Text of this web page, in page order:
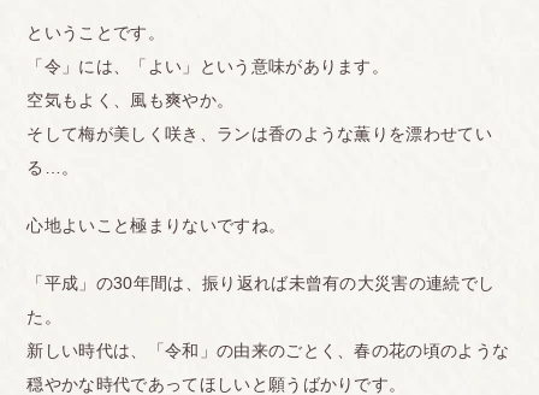
ということです。
「令」には、「よい」という意味があります。
空気もよく、風も爽やか。
そして梅が美しく咲き、ランは香のような薫りを漂わせてい
る…。
心地よいこと極まりないですね。
「平成」の30年間は、振り返れば未曾有の大災害の連続でし
た。
新しい時代は、「令和」の由来のごとく、春の花の頃のような
穏やかな時代であってほしいと願うばかりです。